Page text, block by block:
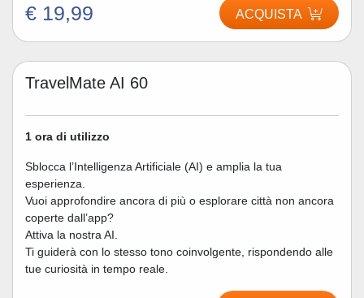
€ 19,99 ACQUISTA
TravelMate AI 60
1 ora di utilizzo
Sblocca l’Intelligenza Artificiale (AI) e amplia la tua
esperienza.
Vuoi approfondire ancora di più o esplorare città non ancora
coperte dall’app?
Attiva la nostra AI.
Ti guiderà con lo stesso tono coinvolgente, rispondendo alle
tue curiosità in tempo reale.